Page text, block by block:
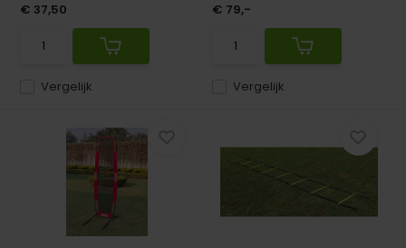
Vergelijk
€ 37,50
Vergelijk
€ 79,-